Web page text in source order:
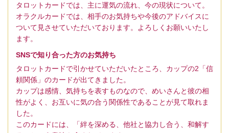
タロットカードでは、主に運気の流れ、今の現状について。
オラクルカードでは、相手のお気持ちや今後のアドバイスに
ついて見させていただいております。よろしくお願いいたし
ます。
SNSで知り合った方のお気持ち
タロットカードで引かせていただいたところ、カップの2「信
頼関係」のカードが出てきました。
カップは感情、気持ちを表すものなので、めいさんと彼の相
性がよく、お互いに気の合う関係性であることが見て取れま
した。
このカードには、「絆を深める、他社と協力し合う、和解す